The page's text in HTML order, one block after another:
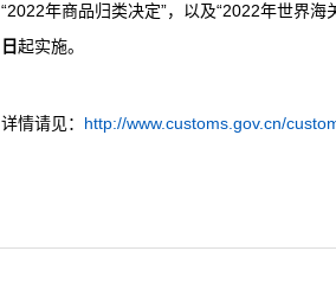
“2022年商品归类决定”，以及“2022年世界
日起实施。
详情请见： http://www.customs.gov.cn/